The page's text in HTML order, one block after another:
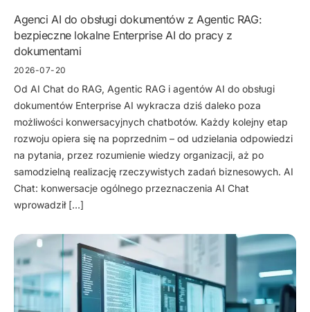
Agenci AI do obsługi dokumentów z Agentic RAG:
bezpieczne lokalne Enterprise AI do pracy z
dokumentami
2026-07-20
Od AI Chat do RAG, Agentic RAG i agentów AI do obsługi
dokumentów Enterprise AI wykracza dziś daleko poza
możliwości konwersacyjnych chatbotów. Każdy kolejny etap
rozwoju opiera się na poprzednim – od udzielania odpowiedzi
na pytania, przez rozumienie wiedzy organizacji, aż po
samodzielną realizację rzeczywistych zadań biznesowych. AI
Chat: konwersacje ogólnego przeznaczenia AI Chat
wprowadził […]